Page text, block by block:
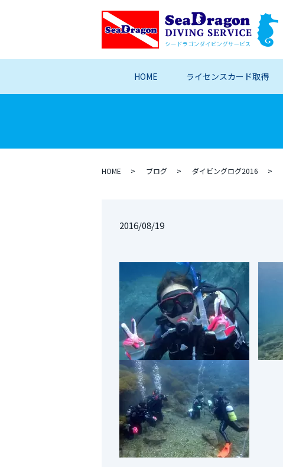
HOME ライセンスカード取得
HOME ブログ ダイビングログ2016
2016/08/19